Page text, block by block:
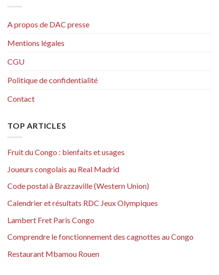
A propos de DAC presse
Mentions légales
CGU
Politique de confidentialité
Contact
TOP ARTICLES
Fruit du Congo : bienfaits et usages
Joueurs congolais au Real Madrid
Code postal à Brazzaville (Western Union)
Calendrier et résultats RDC Jeux Olympiques
Lambert Fret Paris Congo
Comprendre le fonctionnement des cagnottes au Congo
Restaurant Mbamou Rouen